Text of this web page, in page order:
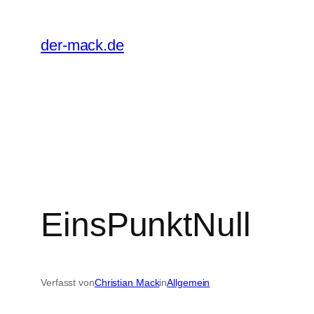
springen
der-mack.de
EinsPunktNull
Verfasst vonChristian MackinAllgemein